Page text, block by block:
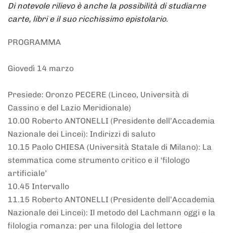
Di notevole rilievo è anche la possibilità di studiarne
carte, libri e il suo ricchissimo epistolario.
PROGRAMMA
Giovedì 14 marzo
Presiede: Oronzo PECERE (Linceo, Università di
Cassino e del Lazio Meridionale)
10.00 Roberto ANTONELLI (Presidente dell’Accademia
Nazionale dei Lincei): Indirizzi di saluto
10.15 Paolo CHIESA (Università Statale di Milano): La
stemmatica come strumento critico e il ‘filologo
artificiale’
10.45 Intervallo
11.15 Roberto ANTONELLI (Presidente dell’Accademia
Nazionale dei Lincei): Il metodo del Lachmann oggi e la
filologia romanza: per una filologia del lettore